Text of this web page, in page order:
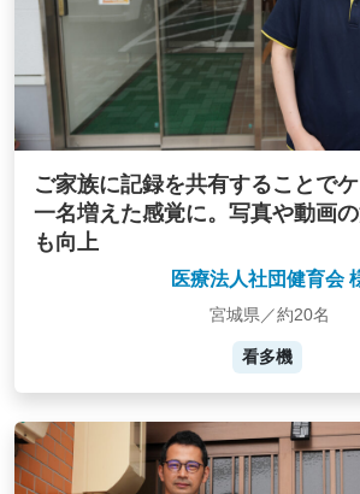
ご家族に記録を共有することで
一名増えた感覚に。写真や動画
も向上
医療法人社団健育会
宮城県／約20名
看多機